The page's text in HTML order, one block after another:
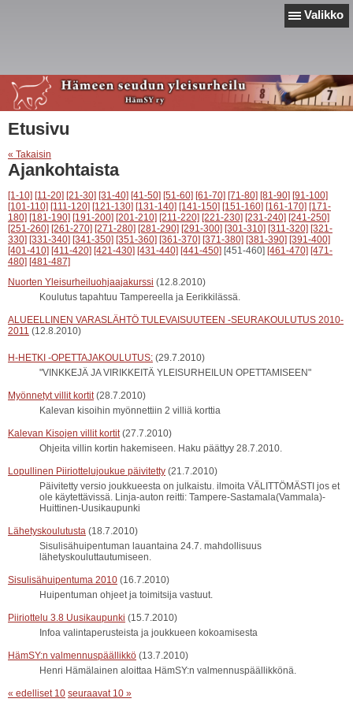
Valikko
Etusivu
« Takaisin
Ajankohtaista
[1-10] [11-20] [21-30] [31-40] [41-50] [51-60] [61-70] [71-80] [81-90] [91-100]
[101-110] [111-120] [121-130] [131-140] [141-150] [151-160] [161-170] [171-
180] [181-190] [191-200] [201-210] [211-220] [221-230] [231-240] [241-250]
[251-260] [261-270] [271-280] [281-290] [291-300] [301-310] [311-320] [321-
330] [331-340] [341-350] [351-360] [361-370] [371-380] [381-390] [391-400]
[401-410] [411-420] [421-430] [431-440] [441-450] [451-460] [461-470] [471-
480] [481-487]
Nuorten Yleisurheiluohjaajakurssi (12.8.2010)
Koulutus tapahtuu Tampereella ja Eerikkilässä.
ALUEELLINEN VARASLÄHTÖ TULEVAISUUTEEN -SEURAKOULUTUS 2010-
2011 (12.8.2010)
H-HETKI -OPETTAJAKOULUTUS: (29.7.2010)
"VINKKEJÄ JA VIRIKKEITÄ YLEISURHEILUN OPETTAMISEEN"
Myönnetyt villit kortit (28.7.2010)
Kalevan kisoihin myönnettiin 2 villiä korttia
Kalevan Kisojen villit kortit (27.7.2010)
Ohjeita villin kortin hakemiseen. Haku päättyy 28.7.2010.
Lopullinen Piiriottelujoukue päivitetty (21.7.2010)
Päivitetty versio joukkueesta on julkaistu. ilmoita VÄLITTÖMÄSTI jos et
ole käytettävissä. Linja-auton reitti: Tampere-Sastamala(Vammala)-
Huittinen-Uusikaupunki
Lähetyskoulutusta (18.7.2010)
Sisulisähuipentuman lauantaina 24.7. mahdollisuus
lähetyskouluttautumiseen.
Sisulisähuipentuma 2010 (16.7.2010)
Huipentuman ohjeet ja toimitsija vastuut.
Piiriottelu 3.8 Uusikaupunki (15.7.2010)
Infoa valintaperusteista ja joukkueen kokoamisesta
HämSY:n valmennuspäällikkö (13.7.2010)
Henri Hämälainen aloittaa HämSY:n valmennuspäällikkönä.
« edelliset 10 seuraavat 10 »